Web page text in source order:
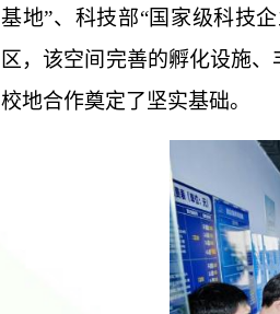
基地”、科技部“国家级科技
区，该空间完善的孵化设施
校地合作奠定了坚实基础。